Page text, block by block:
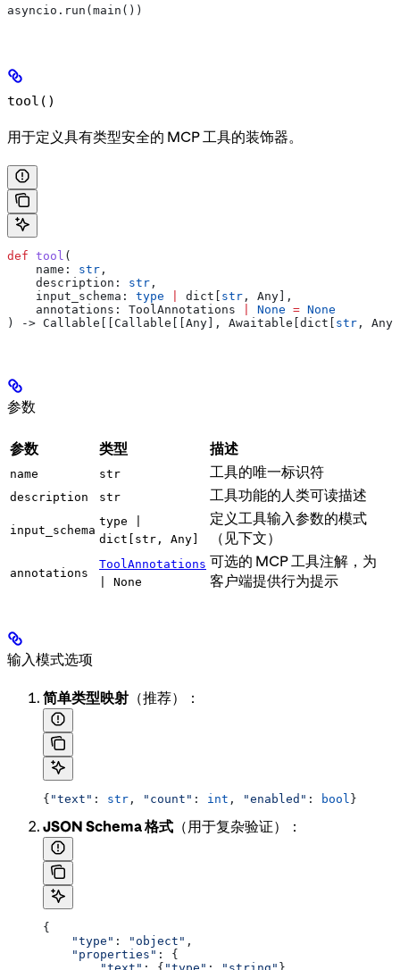
asyncio.run(main())
tool()
用于定义具有类型安全的 MCP 工具的装饰器。
def tool (
    name
: str ,
    description
: str ,
    input_schema
: type dict[ str , Any],
    annotations
: ToolAnnotations None = None
) -> Callable[[Callable[[Any], Awaitable[dict[ str ,
参数
参数 类型 描述
name str 工具的唯一标识符
description str 工具功能的人类可读描述
input_schema
type |
dict[str, Any]
定义工具输入参数的模式
（见下文）
annotations
ToolAnnotations
| None
可选的 MCP 工具注解，为
客户端提供行为提示
输入模式选项
简单类型映射 （推荐）：
{ "text" : str , "count" : int , "enabled" : bool }
JSON Schema 格式 （用于复杂验证）：
{
    "type"
: "object" ,
    "properties"
: {